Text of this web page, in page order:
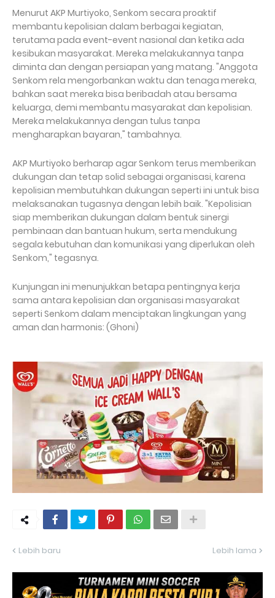
Menurut AKP Murtiyoko, Senkom secara proaktif
membantu kepolisian dalam berbagai kegiatan,
terutama pada event-event nasional dan ketika ada
kesibukan masyarakat. Mereka melakukannya tanpa
diminta dan dengan persiapan yang matang. "Anggota
Senkom rela mengorbankan waktu dan tenaga mereka,
bahkan saat mereka bisa beribadah atau bersama
keluarga, demi membantu masyarakat dan kepolisian.
Mereka melakukannya dengan tulus tanpa
mengharapkan bayaran," tambahnya.
AKP Murtiyoko berharap agar Senkom terus memberikan
dukungan dan tetap solid sebagai organisasi, karena
kepolisian membutuhkan dukungan seperti ini untuk bisa
melaksanakan tugasnya dengan lebih baik. "Kepolisian
siap memberikan dukungan dalam bentuk sinergi
pembinaan dan bantuan hukum, serta mendukung
segala kebutuhan dan komunikasi yang diperlukan oleh
Senkom," tegasnya.
Kunjungan ini menunjukkan betapa pentingnya kerja
sama antara kepolisian dan organisasi masyarakat
seperti Senkom dalam menciptakan lingkungan yang
aman dan harmonis: (Ghoni)
Lebih baru Lebih lama